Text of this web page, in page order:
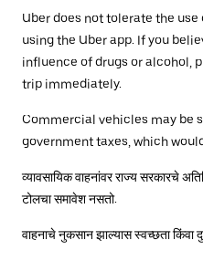
Uber does not tolerate the
using the Uber app. If you
influence of drugs or alcohol,
trip immediately.
Commercial vehicles may be
government taxes, which
व्यावसायिक वाहनांवर राज्य सरकारचे
टोलचा समावेश नसतो.
वाहनाचे नुकसान झाल्यास स्वच्छता